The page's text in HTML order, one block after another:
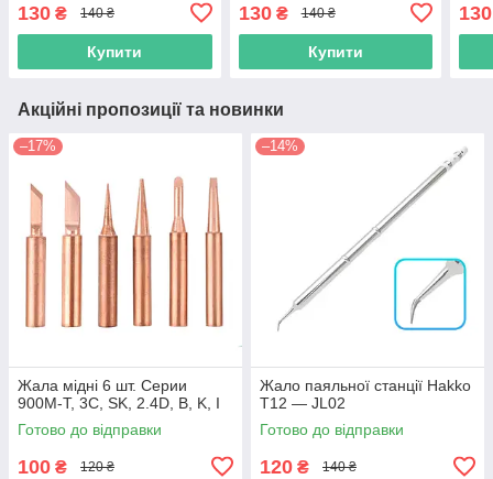
130 ₴ 140 ₴
Купити
130₴ 140 ₴
Купити
130
Акційні пропозиції та новинки
–17%
Жала мідні 6 шт. Серии
900M-T, 3C, SK, 2.4D, B, K, I
Готово до відправки
100 ₴ 120 ₴
–14%
Жало паяльної станції Hakko
T12 — JL02
Готово до відправки
120 ₴ 140 ₴